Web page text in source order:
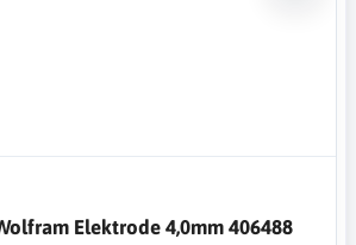
Elektrode 4,0mm 406488